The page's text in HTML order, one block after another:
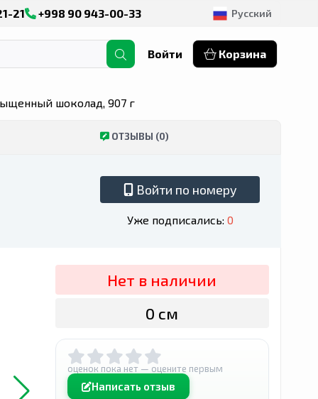
21 +998 90 943-00-33 Русский
Войти Корзина
шоколад, 907 г
ОТЗЫВЫ (0)
Войти по номеру
Уже подписались: 0
Нет в наличии
0 сӯм
оценок пока нет — оцените первым
Написать отзыв